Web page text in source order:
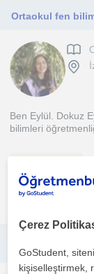
Ben Eylül. Dokuz
bilimleri
daha
Ilk ve Ortaokul
Çerez
GoStudent,
kişiselleştirmek,